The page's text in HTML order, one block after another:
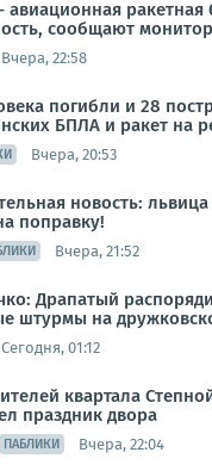
ракетная
сообщают
Вчера, 22:58
погибли и 28
БПЛА и ракет на
Вчера, 20:53
новость:
поправку!
Вчера, 21:52
Драпатый
штурмы на
Сегодня, 01:12
квартала
праздник двора
ПАБЛИКИ Вчера, 22:04